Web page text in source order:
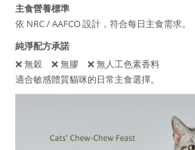
主食營養標準
依 NRC / AAFCO 設計，符合每日主食需求。
純淨配方承諾
❌ 無穀 ❌ 無膠 ❌ 無人工色素香料
適合敏感體質貓咪的日常主食選擇。